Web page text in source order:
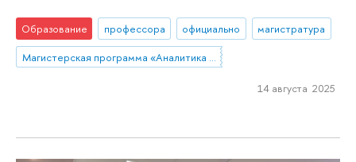
Образование профессора официально
магистратура
14 августа 2025